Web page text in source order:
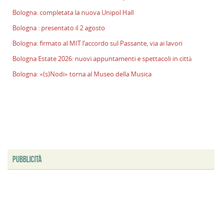
Bologna: completata la nuova Unipol Hall
Bologna : presentato il 2 agosto
Bologna: firmato al MIT l’accordo sul Passante, via ai lavori
Bologna Estate 2026: nuovi appuntamenti e spettacoli in città
Bologna: «(s)Nodi» torna al Museo della Musica
PUBBLICITÀ